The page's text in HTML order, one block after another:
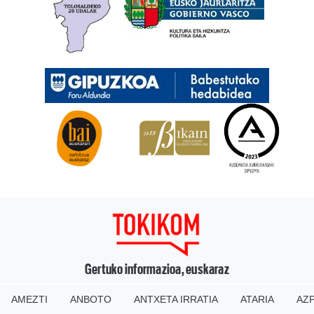
Gertuko informazioa, euskaraz
AMEZTI ANBOTO ANTXETA IRRATIA ATARIA